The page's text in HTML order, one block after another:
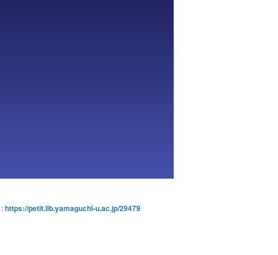
:https://petit.lib.yamaguchi-u.ac.jp/29479